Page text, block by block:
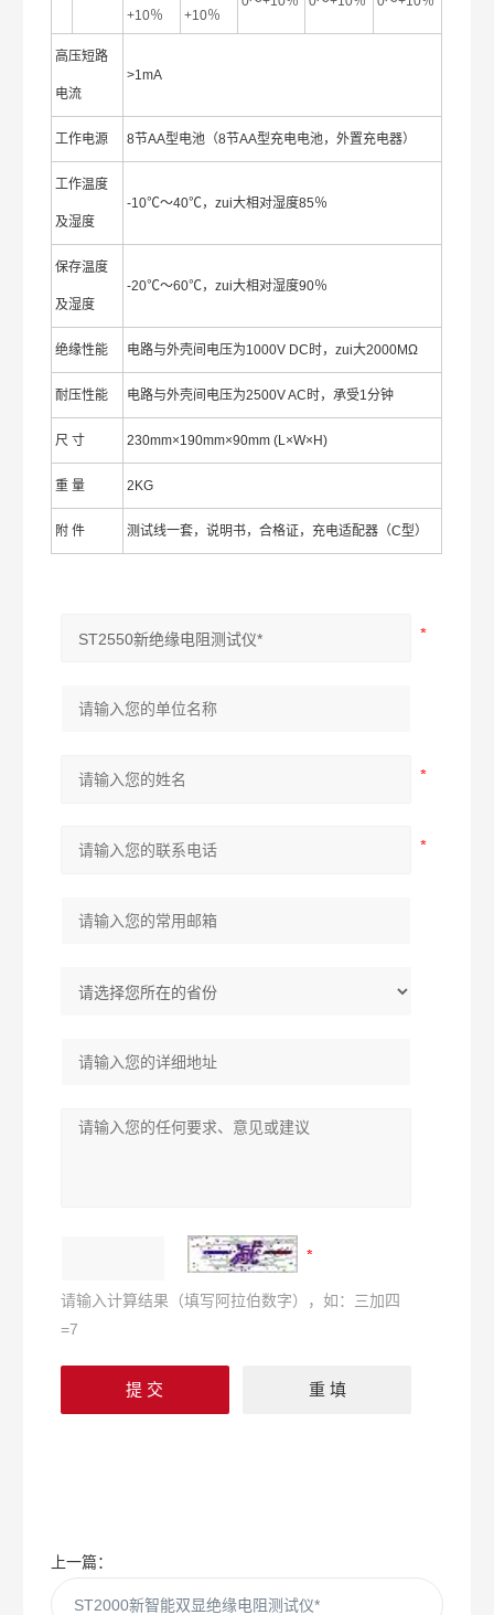
+10％ +10％
高压短路
电流
>1mA
工作电源 8节AA型电池（8节AA型充电电池，外置充电器）
工作温度
及湿度
-10℃～40℃，zui大相对湿度85％
保存温度
及湿度
-20℃～60℃，zui大相对湿度90％
绝缘性能 电路与外壳间电压为1000V DC时，zui大2000MΩ
耐压性能 电路与外壳间电压为2500V AC时，承受1分钟
尺 寸 230mm×190mm×90mm (L×W×H)
重 量 2KG
附 件 测试线一套，说明书，合格证，充电适配器（C型）
请输入计算结果（填写阿拉伯数字），如：三加四
=7
上一篇：
ST2000新智能双显绝缘电阻测试仪*